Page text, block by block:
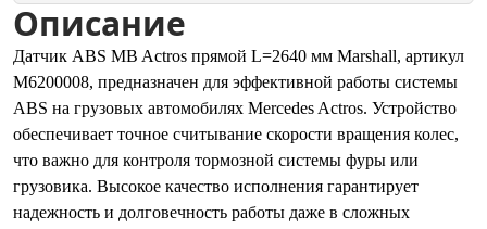
Описание
Датчик ABS MB Actros прямой L=2640 мм Marshall, артикул
M6200008, предназначен для эффективной работы системы
ABS на грузовых автомобилях Mercedes Actros. Устройство
обеспечивает точное считывание скорости вращения колес,
что важно для контроля тормозной системы фуры или
грузовика. Высокое качество исполнения гарантирует
надежность и долговечность работы даже в сложных